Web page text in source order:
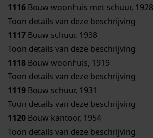
1116 Bouw woonhuis met schuur, 1928
Toon details van deze beschrijving
1117 Bouw schuur, 1938
Toon details van deze beschrijving
1118 Bouw woonhuis, 1919
Toon details van deze beschrijving
1119 Bouw schuur, 1931
Toon details van deze beschrijving
1120 Bouw kantoor, 1954
Toon details van deze beschrijving